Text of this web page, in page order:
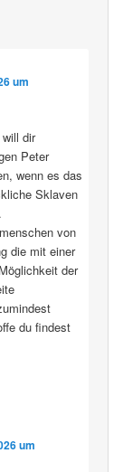
um
dir
Peter
wenn es das
Sklaven
von
die mit einer
der
du findest
um